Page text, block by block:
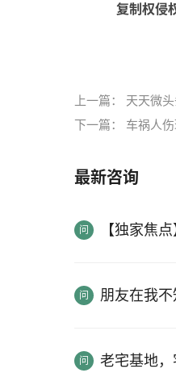
复制权侵
上一篇： 天天微
下一篇： 车祸人
最新咨询
【独家焦
朋友在我
老宅基地